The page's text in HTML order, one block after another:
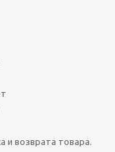
и возврата товара.